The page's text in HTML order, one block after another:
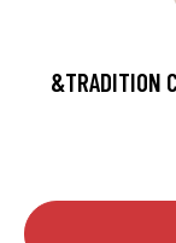
&TRADITION